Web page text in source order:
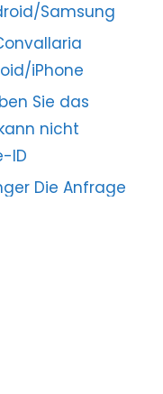
Samsung
iPhone
Sie das
nicht
ID
Die Anfrage